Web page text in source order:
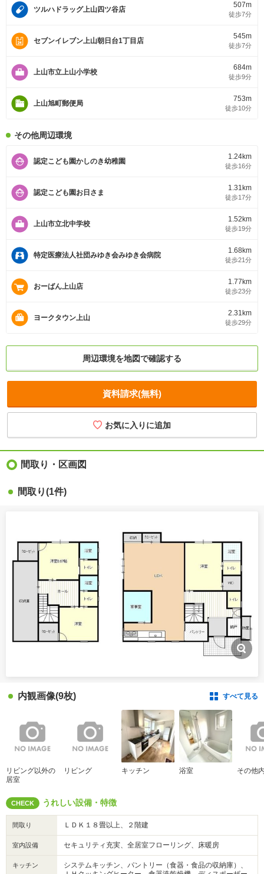
ツルハドラッグ上山四ツ谷店
507m
徒歩7分
セブンイレブン上山朝日台1丁目店
545m
徒歩7分
上山市立上山小学校
684m
徒歩9分
上山旭町郵便局
753m
徒歩10分
その他周辺環境
認定こども園かしのき幼稚園
1.24km
徒歩16分
認定こども園お日さま
1.31km
徒歩17分
上山市立北中学校
1.52km
徒歩19分
特定医療法人社団みゆき会みゆき会病院
1.68km
徒歩21分
おーばん上山店
1.77km
徒歩23分
ヨークタウン上山
2.31km
徒歩29分
周辺環境を地図で確認する
資料請求(無料)
間取り・区画図
間取り(1件)
内観画像(9枚) すべて見る
リビング以外の
居室
リビング キッチン 浴室 その他
CHECK うれしい設備・特徴
間取り ＬＤＫ１８畳以上、２階建
室内設備 セキュリティ充実、全居室フローリング、床暖房
キッチン
システムキッチン、パントリー（食器・食品の収納庫）、